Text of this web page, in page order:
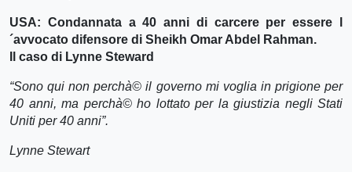
USA: Condannata a 40 anni di carcere per essere l
´avvocato difensore di Sheikh Omar Abdel Rahman.
Il caso di Lynne Steward
“Sono qui non perchà© il governo mi voglia in prigione per
40 anni, ma perchà© ho lottato per la giustizia negli Stati
Uniti per 40 anni”.
Lynne Stewart